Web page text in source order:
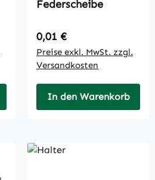
Federscheibe
Regulärer Preis:
0,01 €
Preise exkl. MwSt. zzgl.
Versandkosten
In den Warenkorb